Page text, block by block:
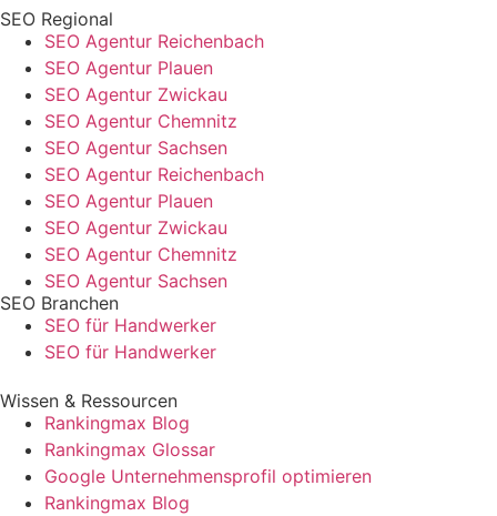
SEO Regional
SEO Agentur Reichenbach
SEO Agentur Plauen
SEO Agentur Zwickau
SEO Agentur Chemnitz
SEO Agentur Sachsen
SEO Agentur Reichenbach
SEO Agentur Plauen
SEO Agentur Zwickau
SEO Agentur Chemnitz
SEO Agentur Sachsen
SEO Branchen
SEO für Handwerker
SEO für Handwerker
Wissen & Ressourcen
Rankingmax Blog
Rankingmax Glossar
Google Unternehmensprofil optimieren
Rankingmax Blog